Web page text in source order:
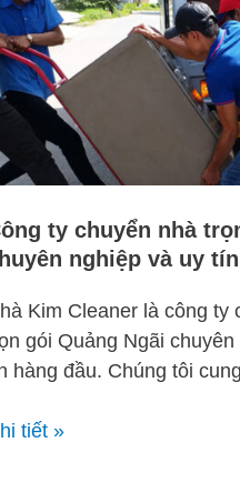
ty chuyển nhà
nghiệp và uy tín
Kim Cleaner là công ty
gói Quảng Ngãi
hàng đầu. Chúng tôi
tiết »